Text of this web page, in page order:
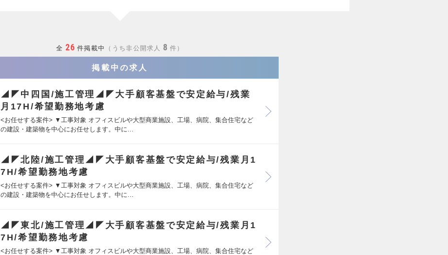
全 26 件掲載中 うち非公開求人 8 件
掲載中の求人
◢◤中四国/施工管理◢◤大手顧客基盤で安定給与/残業
月17H/希望勤務地考慮
<お任せする案件> ▼工事対象 オフィスビルや大型商業施設、工場、病院、集合住宅など
の建設・建築物を中心にお任せします。中に…
◢◤北陸/施工管理◢◤大手顧客基盤で安定給与/残業月1
7H/希望勤務地考慮
<お任せする案件> ▼工事対象 オフィスビルや大型商業施設、工場、病院、集合住宅など
の建設・建築物を中心にお任せします。中に…
◢◤東北/施工管理◢◤大手顧客基盤で安定給与/残業月1
7H/希望勤務地考慮
<お任せする案件> ▼工事対象 オフィスビルや大型商業施設、工場、病院、集合住宅など